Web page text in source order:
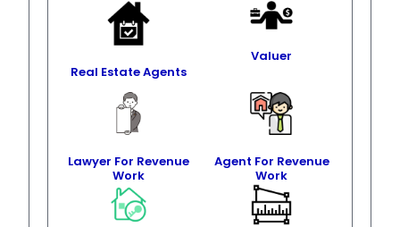
Real Estate Agents
Valuer
Lawyer For Revenue
Work
Agent For Revenue
Work